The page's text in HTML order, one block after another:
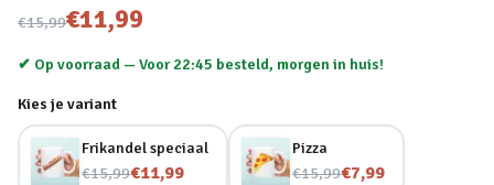
€15,99
Nu voor€11,99
✔ Op voorraad —Voor 22:45 besteld, morgen in huis!
Kies je variant
Frikandel speciaal
€15,99
Nu voor€11,99
Pizza
€15,99
Nu voor€7,99